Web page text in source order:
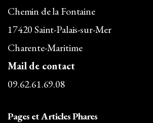
Chemin de la Fontaine
17420 Saint-Palais-sur-Mer
Charente-Maritime
Mail de contact
09.62.61.69.08
Pages et Articles Phares